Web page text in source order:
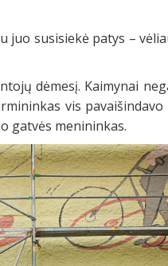
juo susisiekė patys –
dėmesį. Kaimynai
vis
gatvės menininkas.